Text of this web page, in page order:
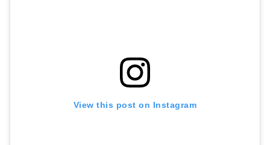
View this post on Instagram